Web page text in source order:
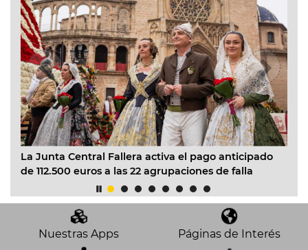
La Junta Central Fallera activa el pago anticipado
de 112.500 euros a las 22 agrupaciones de falla
Nuestras Apps Páginas de Interés